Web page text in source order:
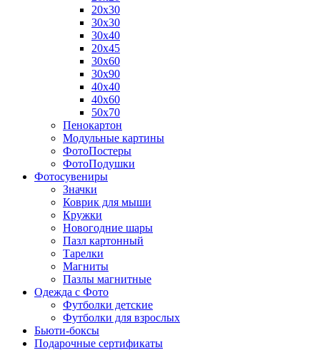
20х30
30х30
30х40
20х45
30х60
30х90
40х40
40х60
50х70
Пенокартон
Модульные картины
ФотоПостеры
ФотоПодушки
Фотоcувениры
Значки
Коврик для мыши
Кружки
Новогодние шары
Пазл картонный
Тарелки
Магниты
Пазлы магнитные
Одежда с Фото
Футболки детские
Футболки для взрослых
Бьюти-боксы
Подарочные сертификаты